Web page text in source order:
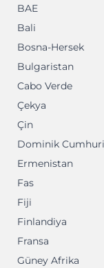
BAE
Bali
Bosna-Hersek
Bulgaristan
Cabo Verde
Çekya
Çin
Dominik
Ermenistan
Fas
Fiji
Finlandiya
Fransa
Güney Afrika